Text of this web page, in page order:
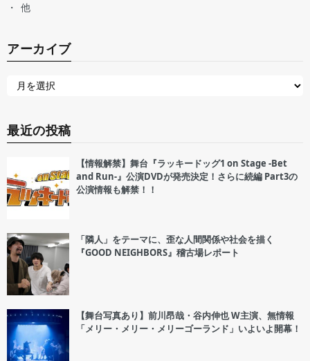
他
アーカイブ
最近の投稿
【情報解禁】舞台『ラッキードッグ1 on Stage -Bet
and Run-』公演DVDが発売決定！さらに続編 Part3の
公演情報も解禁！！
「隣人」をテーマに、歪な人間関係や社会を描く
『GOOD NEIGHBORS』稽古場レポート
【舞台写真あり】前川昂哉・谷内伸也 W主演、無情報
「メリー・メリー・メリーゴーランド」いよいよ開幕！